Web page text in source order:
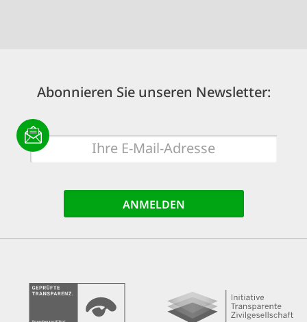
Abonnieren Sie unseren Newsletter:
E-
Mail